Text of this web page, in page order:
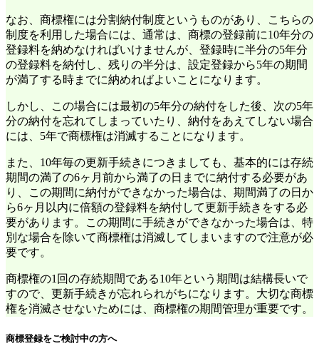
なお、商標権には分割納付制度というものがあり、こちらの
制度を利用した場合には、通常は、商標の登録前に10年分の
登録料を納めなければいけませんが、登録時に半分の5年分
の登録料を納付し、残りの半分は、設定登録から5年の期間
が満了する時までに納めればよいことになります。
しかし、この場合には最初の5年分の納付をした後、次の5年
分の納付を忘れてしまっていたり、納付をあえてしない場合
には、5年で商標権は消滅することになります。
また、10年毎の更新手続きにつきましても、基本的には存続
期間の満了の6ヶ月前から満了の日までに納付する必要があ
り、この期間に納付ができなかった場合は、期間満了の日か
ら6ヶ月以内に倍額の登録料を納付して更新手続きをする必
要があります。この期間に手続きができなかった場合は、特
別な場合を除いて商標権は消滅してしまいますので注意が必
要です。
商標権の1回の存続期間である10年という期間は結構長いで
すので、更新手続きが忘れられがちになります。大切な商標
権を消滅させないためには、商標権の期間管理が重要です。
商標登録をご検討中の方へ